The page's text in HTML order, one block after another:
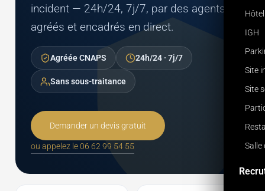
IGH
Site
Site
Salle
incident — 24h/24, 7j/7, par des agents
agréés et encadrés en direct.
Agréée CNAPS 24h/24 · 7j/7
Sans sous-traitance
Demander un devis gratuit
ou appelez le 06 62 99 54 55